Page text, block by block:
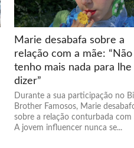
Marie desabafa sobre a
relação com a mãe: “Não
tenho mais nada para lhe
dizer”
Durante a sua participação no
Brother Famosos, Marie
sobre a relação conturbada com
A jovem influencer nunca se...